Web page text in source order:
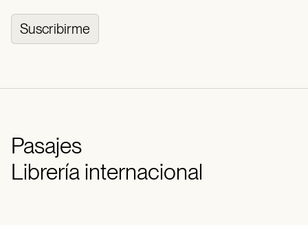
Suscribirme
Pasajes
Librería internacional